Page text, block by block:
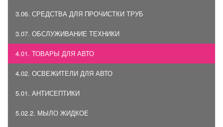
3.06. СРЕДСТВА ДЛЯ ПРОЧИСТКИ ТРУБ
3.07. ОБСЛУЖИВАНИЕ ТЕХНИКИ
4.01. ТОВАРЫ ДЛЯ АВТО
4.02. ОСВЕЖИТЕЛИ ДЛЯ АВТО
5.01. АНТИСЕПТИКИ
5.02.2. МЫЛО ЖИДКОЕ